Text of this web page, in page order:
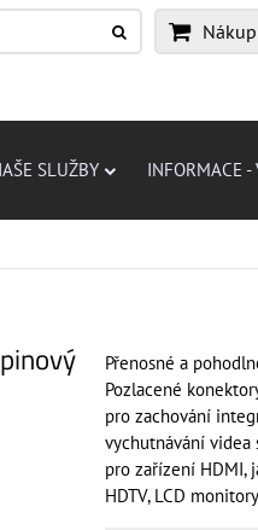
SLUŽBY INFORMACE -
Přenosné a
Pozlacené
pro zachování
vychutnávání videa
pro zařízení HDMI,
HDTV, LCD